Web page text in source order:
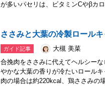
が多いパセリは、ビタミンCやβカ
ささみと大葉の冷製ロール
ガイド記事
大槻 美菜
合挽肉をささみに代えてヘルシー
やかな大葉の香りが冷たいロール
肉の場合は約220kcal、鶏ささみの